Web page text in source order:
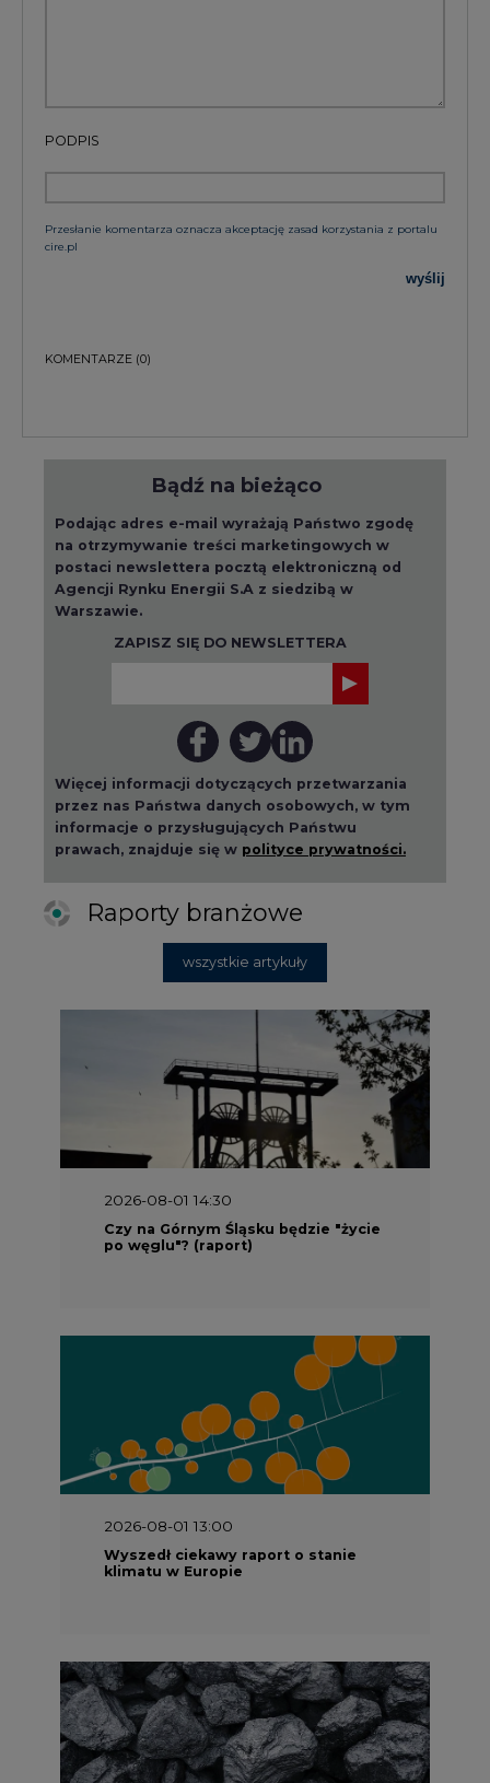
PODPIS
Przesłanie komentarza oznacza akceptację zasad korzystania z portalu
cire.pl
wyślij
KOMENTARZE (0)
Bądź na bieżąco
Podając adres e-mail wyrażają Państwo zgodę
na otrzymywanie treści marketingowych w
postaci newslettera pocztą elektroniczną od
Agencji Rynku Energii S.A z siedzibą w
Warszawie.
ZAPISZ SIĘ DO NEWSLETTERA
Więcej informacji dotyczących przetwarzania
przez nas Państwa danych osobowych, w tym
informacje o przysługujących Państwu
prawach, znajduje się w polityce prywatności.
Raporty branżowe
wszystkie artykuły
2026-08-01 14:30
Czy na Górnym Śląsku będzie "życie
po węglu"? (raport)
2026-08-01 13:00
Wyszedł ciekawy raport o stanie
klimatu w Europie